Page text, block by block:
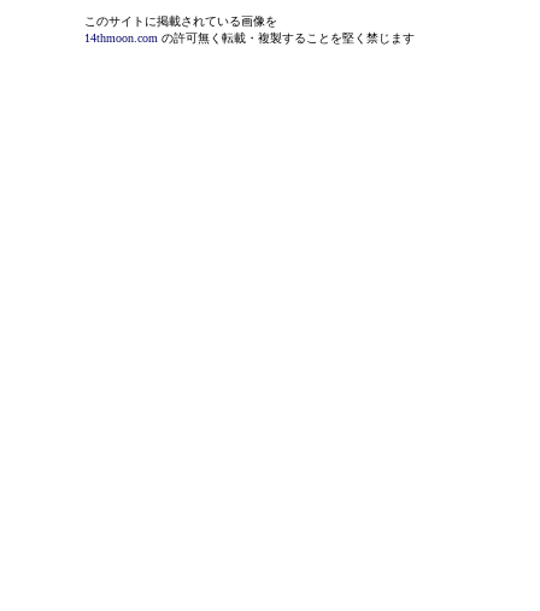
このサイトに掲載されている画像を
14thmoon.com の許可無く転載・複製することを堅く禁じます